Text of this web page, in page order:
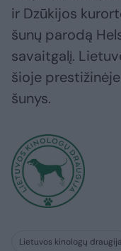
ir Dzūkijos
šunų parodą
savaitgalį.
šioje
šunys.
Lietuvos kinologų draugija